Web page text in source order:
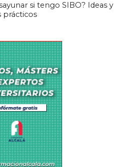
si tengo SIBO? Ideas y
prácticos